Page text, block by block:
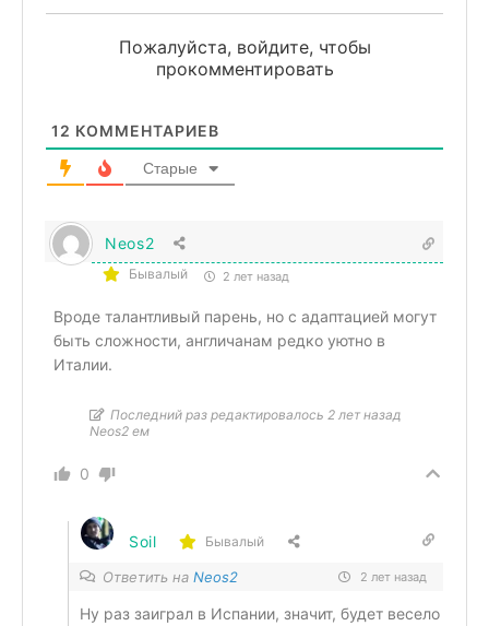
Пожалуйста, войдите, чтобы
прокомментировать
12 КОММЕНТАРИЕВ
Старые
Neos2
Бывалый 2 лет назад
Вроде талантливый парень, но с адаптацией могут
быть сложности, англичанам редко уютно в
Италии.
Последний раз редактировалось 2 лет назад
Neos2 ем
0
Soil Бывалый
Ответить на Neos2 2 лет назад
Ну раз заиграл в Испании, значит, будет весело